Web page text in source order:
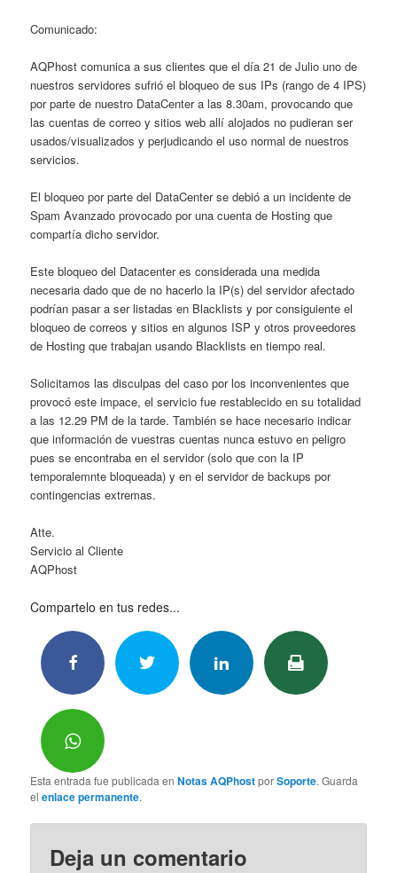
Comunicado:
AQPhost comunica a sus clientes que el día 21 de Julio uno de
nuestros servidores sufrió el bloqueo de sus IPs (rango de 4 IPS)
por parte de nuestro DataCenter a las 8.30am, provocando que
las cuentas de correo y sitios web allí alojados no pudieran ser
usados/visualizados y perjudicando el uso normal de nuestros
servicios.
El bloqueo por parte del DataCenter se debió a un incidente de
Spam Avanzado provocado por una cuenta de Hosting que
compartía dicho servidor.
Este bloqueo del Datacenter es considerada una medida
necesaria dado que de no hacerlo la IP(s) del servidor afectado
podrían pasar a ser listadas en Blacklists y por consiguiente el
bloqueo de correos y sitios en algunos ISP y otros proveedores
de Hosting que trabajan usando Blacklists en tiempo real.
Solicitamos las disculpas del caso por los inconvenientes que
provocó este impace, el servicio fue restablecido en su totalidad
a las 12.29 PM de la tarde. También se hace necesario indicar
que información de vuestras cuentas nunca estuvo en peligro
pues se encontraba en el servidor (solo que con la IP
temporalemnte bloqueada) y en el servidor de backups por
contingencias extremas.
Atte.
Servicio al Cliente
AQPhost
Compartelo en tus redes...
Esta entrada fue publicada enNotas AQPhostporSoporte. Guarda
elenlace permanente.
Deja un comentario